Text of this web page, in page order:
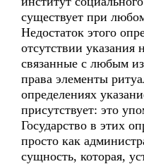
существует при
Недостаток этого
отсутствии указания
связанные с любым
права элементы
определениях
присутствует: это
Государство в этих
просто как
сущность, которая,